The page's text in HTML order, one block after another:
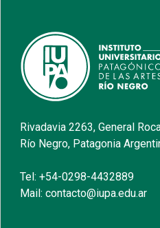
Rivadavia 2263, General
Río Negro, Patagonia
Tel: +54-0298-4432889
Mail: contacto@iupa.edu.ar